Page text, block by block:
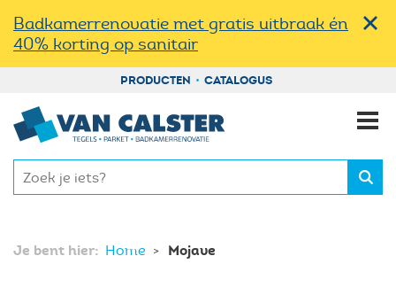
Badkamerrenovatie met gratis uitbraak én
40% korting op sanitair
PRODUCTEN CATALOGUS
Je bent hier: Home Mojave